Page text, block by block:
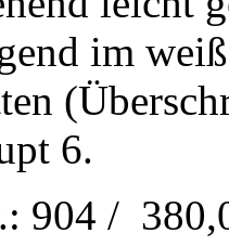
im
6.
904 /